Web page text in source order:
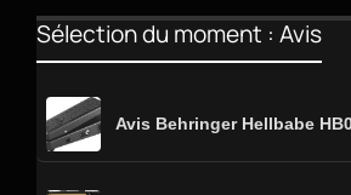
Sélection du moment : Avis
Avis Behringer Hellbabe